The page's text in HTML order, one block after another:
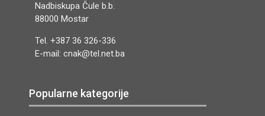
Nadbiskupa Čule b.b.
88000 Mostar
Tel. +387 36 326-336
E-mail: cnak@tel.net.ba
Popularne kategorije